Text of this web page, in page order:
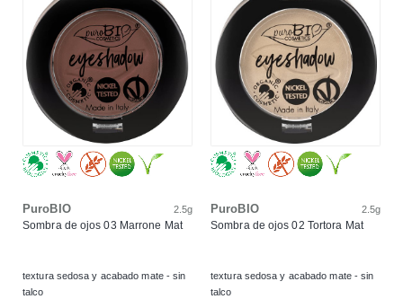
PuroBIO 2.5g
Sombra de ojos 03 Marrone Mat
textura sedosa y acabado mate - sin
talco
PuroBIO 2.5g
Sombra de ojos 02 Tortora Mat
textura sedosa y acabado mate - sin
talco